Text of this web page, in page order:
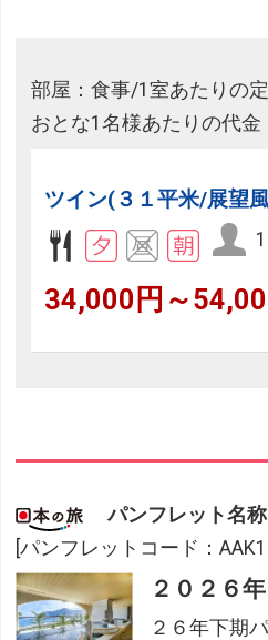
部屋：食事/1室あたりの
おとな1名様あたりの代金
ツイン(３１平米/展望
34,000円～
パンフレット名
[パンフレットコード：
２０２６
２６年下期